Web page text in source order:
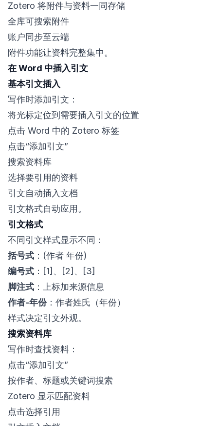
Zotero 将附件与资料一同存储
全库可搜索附件
账户同步至云端
附件功能让资料完整集中。
在 Word 中插入引文
基本引文插入
写作时添加引文：
将光标定位到需要插入引文的位置
点击 Word 中的 Zotero 标签
点击“添加引文”
搜索资料库
选择要引用的资料
引文自动插入文档
引文格式自动应用。
引文格式
不同引文样式显示不同：
括号式 ：(作者 年份)
编号式 ：[1]、[2]、[3]
脚注式 ：上标加来源信息
作者-年份：作者姓氏（年份）
样式决定引文外观。
搜索资料库
写作时查找资料：
点击“添加引文”
按作者、标题或关键词搜索
Zotero 显示匹配资料
点击选择引用